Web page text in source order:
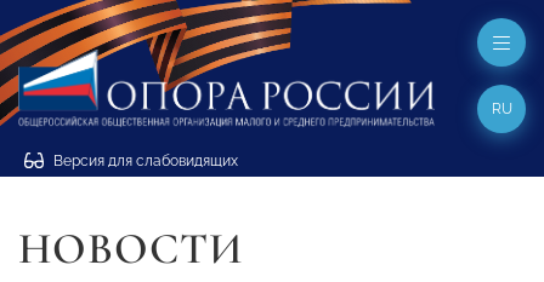
Версия для слабовидящих
RU
НОВОСТИ